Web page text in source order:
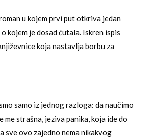
u kojem prvi put otkriva jedan
kojem je dosad ćutala. Iskren ispis
koja nastavlja borbu za
samo iz jednog razloga: da naučimo
me strašna, jeziva panika, koja ide do
sve ovo zajedno nema nikakvog